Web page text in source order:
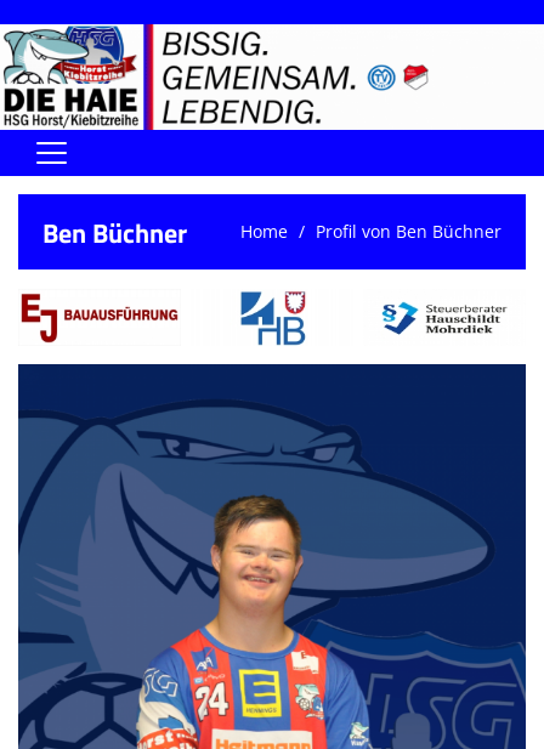
Home
Handball-Förderverein der Haie
UNSERE SPORTHALLEN
Training & Termine
DIENSTE (SR/KG/VK)
Die SpecialHaie
Teams
Trainer
ALLE SPIELE
Ben Büchner Home Profil von Ben Büchner